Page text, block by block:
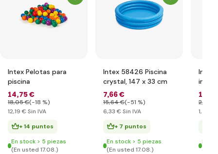
Intex Pelotas para
piscina
14,75 €
18,05 €(-18 %)
12,19 € Sin IVA
+ 14 puntos
En stock > 5 piezas
(En usted 17.08.)
Intex 58426 Piscina
crystal, 147 x 33 cm
7,66 €
15,64 €(-51 %)
6,33 € Sin IVA
+ 7 puntos
En stock > 5 piezas
(En usted 17.08.)
Intex
1
2,92 €
1,46 €
En
(En